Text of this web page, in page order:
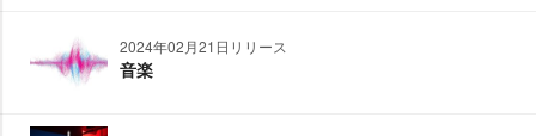
2024年02月21日リリース
音楽